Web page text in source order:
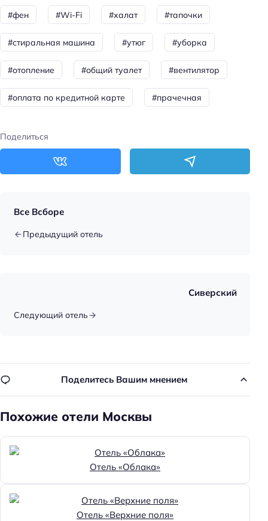
Цена номера (ночь): 990–1150 ₽/ночь
Доступность
Доступность входа на инвалидной коляске:
недоступно
Доступность помещения на инвалидной коляске:
недоступно
Главное
Кондиционер в номере
#фен #Wi-Fi #халат #тапочки
#стиральная машина #утюг #уборка
#отопление #общий туалет #вентилятор
#оплата по кредитной карте #прачечная
Поделиться
Все Всборе
Предыдущий отель
Сиверский
Следующий отель
Поделитесь Вашим мнением
Похожие отели Москвы
Отель «Облака»
Отель «Верхние поля»